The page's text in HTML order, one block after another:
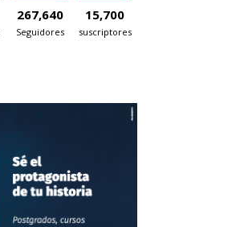
267,640
Seguidores
15,700
suscriptores